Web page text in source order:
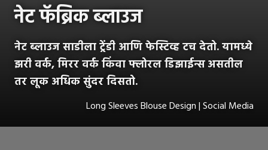
नेट फॅब्रिक ब्लाउज
नेट ब्लाउज साडीला ट्रेंडी आणि फेस्टिव्ह टच देतो. यामध्ये
झरी वर्क, मिरर वर्क किंवा फ्लोरल डिझाईन्स असतील
तर लूक अधिक सुंदर दिसतो.
Long Sleeves Blouse Design | Social Media